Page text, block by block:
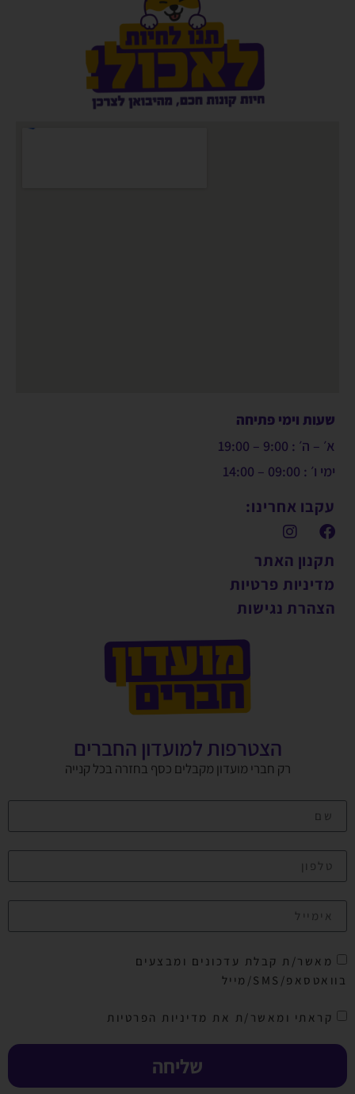
שעות וימי פתיחה
א׳ – ה׳ : 9:00 – 19:00
ימי ו׳ : 09:00 – 14:00
עקבו אחרינו:
תקנון האתר
מדיניות פרטיות
הצהרת נגישות
הצטרפות למועדון החברים
רק חברי מועדון מקבלים כסף בחזרה בכל קנייה
מאשר/ת קבלת עדכונים ומבצעים
בוואטסאפ/SMS/מייל
קראתי ומאשר/ת את מדיניות הפרטיות
שליחה